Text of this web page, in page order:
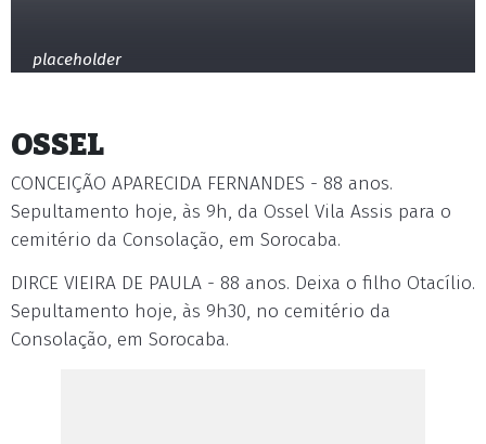
placeholder
OSSEL
CONCEIÇÃO APARECIDA FERNANDES - 88 anos.
Sepultamento hoje, às 9h, da Ossel Vila Assis para o
cemitério da Consolação, em Sorocaba.
DIRCE VIEIRA DE PAULA - 88 anos. Deixa o filho Otacílio.
Sepultamento hoje, às 9h30, no cemitério da
Consolação, em Sorocaba.